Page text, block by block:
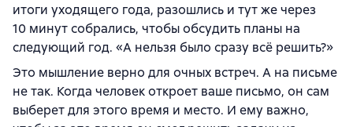
итоги уходящего года, разошлись и тут же через
10 минут собрались, чтобы обсудить планы на
следующий год. «А нельзя было сразу всё решить?»
Это мышление верно для очных встреч. А на письме
не так. Когда человек откроет ваше письмо, он сам
выберет для этого время и место. И ему важно,